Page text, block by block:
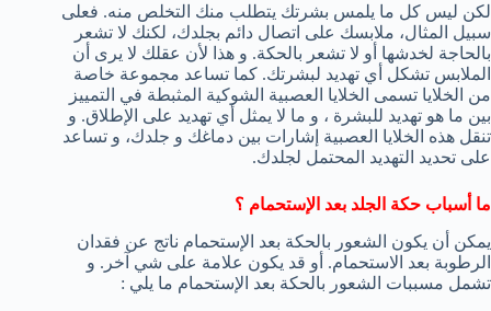
لكن ليس كل ما يلمس بشرتك يتطلب منك التخلص منه. فعلى
سبيل المثال، ملابسك على اتصال دائم بجلدك، لكنك لا تشعر
بالحاجة لخدشها أو لا تشعر بالحكة. و هذا لأن عقلك لا يرى أن
الملابس تشكل أي تهديد لبشرتك. كما تساعد مجموعة خاصة
من الخلايا تسمى الخلايا العصبية الشوكية المثبطة في التمييز
بين ما هو تهديد للبشرة ، و ما لا يمثل أي تهديد على الإطلاق. و
تنقل هذه الخلايا العصبية إشارات بين دماغك و جلدك، و تساعد
على تحديد التهديد المحتمل لجلدك.
ما أسباب حكة الجلد بعد الإستحمام ؟
يمكن أن يكون الشعور بالحكة بعد الإستحمام ناتج عن فقدان
الرطوبة بعد الاستحمام. أو قد يكون علامة على شي آخر. و
تشمل مسببات الشعور بالحكة بعد الإستحمام ما يلي :